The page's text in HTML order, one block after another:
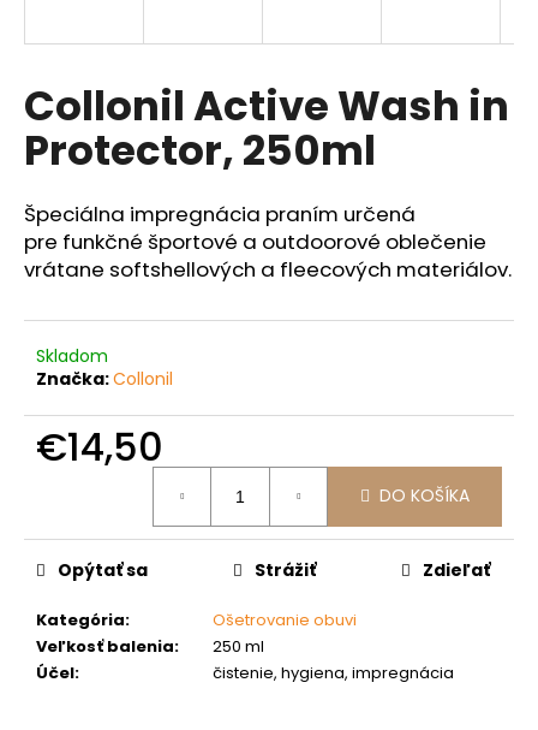
Collonil Active Wash in
Protector, 250ml
Špeciálna impregnácia praním určená
pre funkčné športové a outdoorové oblečenie
vrátane softshellových a fleecových materiálov.
Skladom
Značka:Collonil
€14,50
DO KOŠÍKA
Kategória:
Ošetrovanie obuvi
Veľkosť balenia:
250 ml
Účel: čistenie, hygiena, impregnácia
Opýtať sa Strážiť Zdieľať
s
ť
?
HĽADAŤ
O
d
p
o
č
a
e